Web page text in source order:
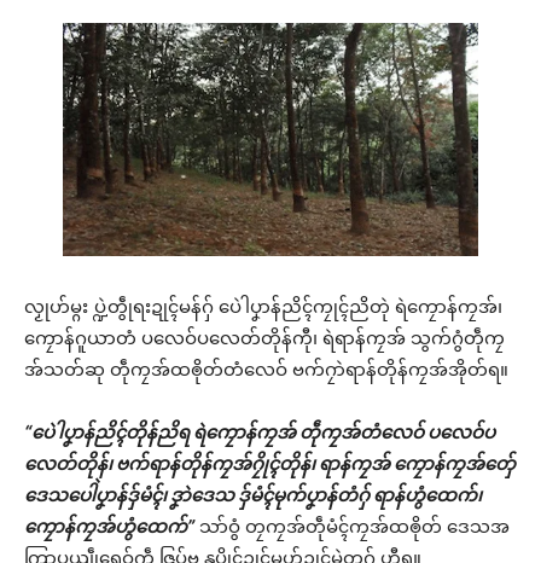
လၟုဟ်မ္ဂး ပ္ဍဲတွဵုရးဍုၚ်မန်ဂှ် ပေဲါပၞာန်ညိၚ်ကၠုၚ်ညိတုဲ ရဲကၠောန်ကၠအ်၊
ကၠောန်ဂူယာတံ ပလေဝ်ပလေတ်တိုန်ကီု၊ ရဲရာန်ကၠအ် သွက်ဂွံတဵုကၠ
အ်သတ်ဆု တဵုကၠအ်ထၜိုတ်တံလေဝ် ဗက်ဂၠာဲရာန်တိုန်ကၠအ်အိုတ်ရ။
“ပေဲါပၞာန်ညိၚ်တိုန်ညိရ ရဲကၠောန်ကၠအ် တဵုကၠအ်တံလေဝ် ပလေဝ်ပ
လေတ်တိုန်၊ ဗက်ရာန်တိုန်ကၠအ်ဂၠိုၚ်တိုန်၊ ရာန်ကၠအ် ကၠောန်ကၠအ်တှ်ေ
ဒေသပေါဲပၞာန်ဒှ်မံၚ်၊ ဒၞာဲဒေသ ဒှ်မံၚ်မုက်ပၞာန်တံဂှ် ရာန်ဟွံထေက်၊
ကၠောန်ကၠအ်ဟွံထေက်”သာ်ဝွံ တၠကၠအ်တဵုမံၚ်ကၠအ်ထၜိုတ် ဒေသအ
ကြာပယျဵုရေဝ်ကဵု ဇြပ်ဗု နူပွိုၚ်ဍုၚ်မုဟ်ဍုၚ်မွဲတၠဂှ် ဟီုရ။